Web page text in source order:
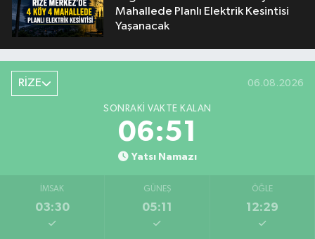
Mahallede Planlı Elektrik Kesintisi
Yaşanacak
RİZE 06.08.2026
SONRAKI VAKTE KALAN
06:50
Yatsı Namazı
İMSAK
03:30
GÜNEŞ
05:11
ÖĞLE
12:29